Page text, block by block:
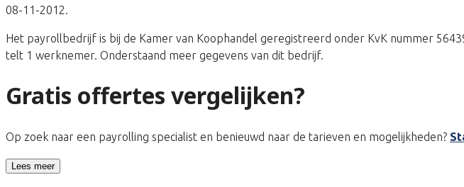
08-11-2012.
Het payrollbedrijf is bij de Kamer van Koophandel geregistreerd onder KvK nummer
telt 1 werknemer. Onderstaand meer gegevens van dit bedrijf.
Gratis offertes vergelijken?
Op zoek naar een payrolling specialist en benieuwd naar de tarieven en mogelijkheden?
Lees meer